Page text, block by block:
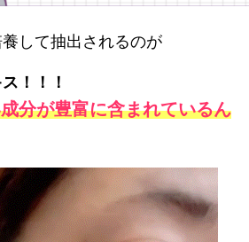
して抽出されるのが
！！！
分が豊富に含まれているん